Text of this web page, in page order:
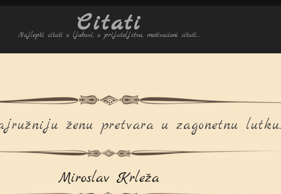
Citati
Najlepši citati o ljubavi, o prijateljstvu, motivacioni citati…
ženu pretvara u zagonetnu lutku.
Miroslav Krleža